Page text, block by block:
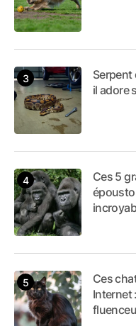
Serpent
il adore
Ces 5
Ces
Internet